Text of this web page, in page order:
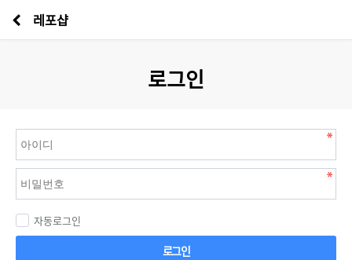
레포샵
로그인
자동로그인
로그인